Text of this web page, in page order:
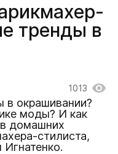
тренды в
1013
в окрашивании?
моды? И как
в домашних
стилиста,